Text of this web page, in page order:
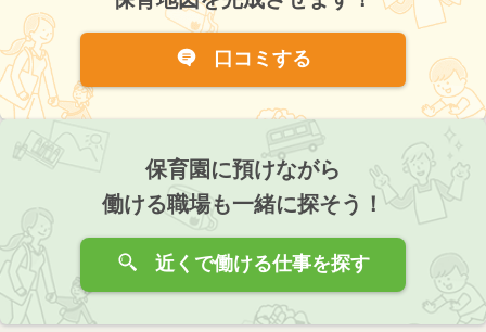
口コミする
保育園に預けながら
働ける職場も一緒に探そう！
近くで働ける仕事を探す